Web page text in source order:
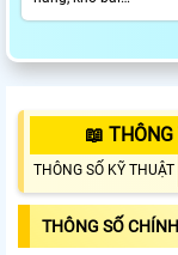
📖
THÔNG SỐ KỸ THUẬT
THÔNG SỐ